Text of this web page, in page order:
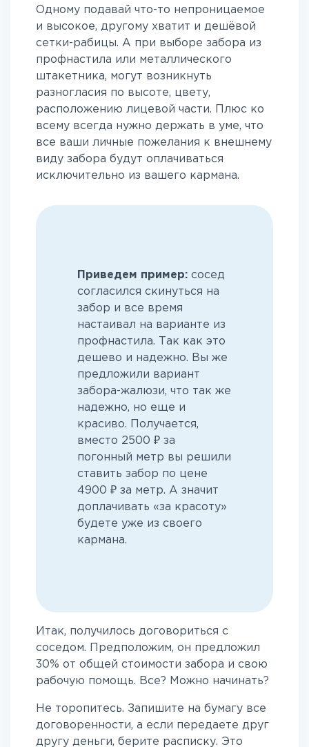
Одному подавай что-то непроницаемое
и высокое, другому хватит и дешёвой
сетки-рабицы. А при выборе забора из
профнастила или металлического
штакетника, могут возникнуть
разногласия по высоте, цвету,
расположению лицевой части. Плюс ко
всему всегда нужно держать в уме, что
все ваши личные пожелания к внешнему
виду забора будут оплачиваться
исключительно из вашего кармана.
Приведем пример:сосед
согласился скинуться на
забор и все время
настаивал на варианте из
профнастила. Так как это
дешево и надежно. Вы же
предложили вариант
забора-жалюзи, что так же
надежно, но еще и
красиво. Получается,
вместо 2500 ₽ за
погонный метр вы решили
ставить забор по цене
4900 ₽ за метр. А значит
доплачивать «за красоту»
будете уже из своего
кармана.
Итак, получилось договориться с
соседом. Предположим, он предложил
30% от общей стоимости забора и свою
рабочую помощь. Все? Можно начинать?
Не торопитесь. Запишите на бумагу все
договоренности, а если передаете друг
другу деньги, берите расписку. Это